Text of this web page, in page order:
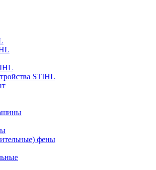
STIHL
фены